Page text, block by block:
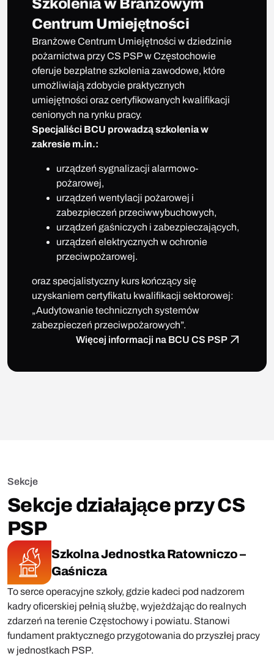
Szkolenia w Branżowym
Centrum Umiejętności
Branżowe Centrum Umiejętności w dziedzinie
pożarnictwa przy CS PSP w Częstochowie
oferuje bezpłatne szkolenia zawodowe, które
umożliwiają zdobycie praktycznych
umiejętności oraz certyfikowanych kwalifikacji
cenionych na rynku pracy.
Specjaliści BCU prowadzą szkolenia w
zakresie m.in.:
urządzeń sygnalizacji alarmowo-
pożarowej,
urządzeń wentylacji pożarowej i
zabezpieczeń przeciwwybuchowych,
urządzeń gaśniczych i zabezpieczających,
urządzeń elektrycznych w ochronie
przeciwpożarowej.
oraz specjalistyczny kurs kończący się
uzyskaniem certyfikatu kwalifikacji sektorowej:
„Audytowanie technicznych systemów
zabezpieczeń przeciwpożarowych”.
Więcej informacji na BCU CS PSP
Sekcje
Sekcje działające przy CS
PSP
Szkolna Jednostka Ratowniczo –
Gaśnicza
To serce operacyjne szkoły, gdzie kadeci pod nadzorem
kadry oficerskiej pełnią służbę, wyjeżdżając do realnych
zdarzeń na terenie Częstochowy i powiatu. Stanowi
fundament praktycznego przygotowania do przyszłej pracy
w jednostkach PSP.